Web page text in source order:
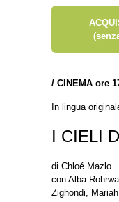
/ CINEMA ore
In lingua
I CIELI
di Chloé Mazlo
con Alba
Zighondi,